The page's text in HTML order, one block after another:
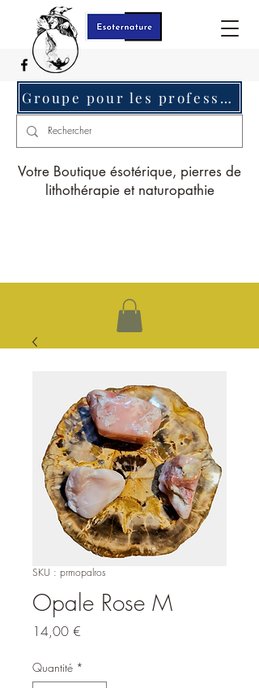
Votre Boutique ésotérique, pierres de
lithothérapie et naturopathie
Groupe pour les professionnels c'est ici
SKU : prmopalros
Opale Rose M
14,00 €
Quantité *